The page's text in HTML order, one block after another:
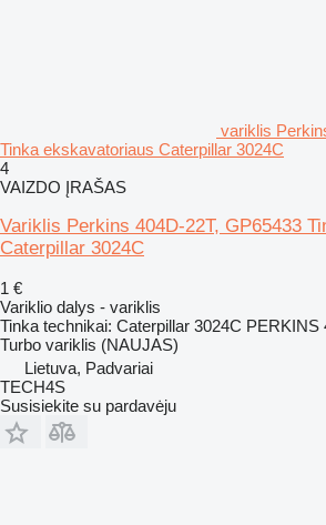
variklis
Tinka ekskavatoriaus Caterpillar 3024C
4
VAIZDO ĮRAŠAS
Variklis Perkins 404D-22T, GP65433
Caterpillar 3024C
1 €
Variklio dalys - variklis
Tinka technikai: Caterpillar 3024C PERKINS
Turbo variklis (NAUJAS)
Lietuva, Padvariai
TECH4S
Susisiekite su pardavėju